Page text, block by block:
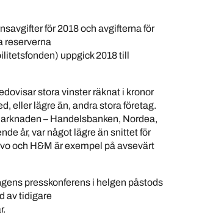
för 2018 och avgifterna för
reserverna
uppgick 2018 till
stora vinster räknat i kronor
eller lägre än, andra stora företag.
– Handelsbanken, Nordea,
år, var något lägre än snittet för
och H&M är exempel på avsevärt
presskonferens i helgen påstods
av tidigare